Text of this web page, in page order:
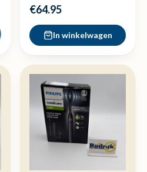
€64.95
In winkelwagen